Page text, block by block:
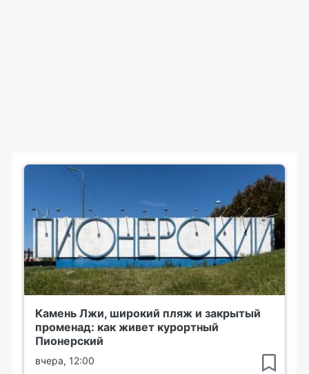
Камень Лжи, широкий пляж и закрытый
променад: как живет курортный
Пионерский
вчера, 12:00